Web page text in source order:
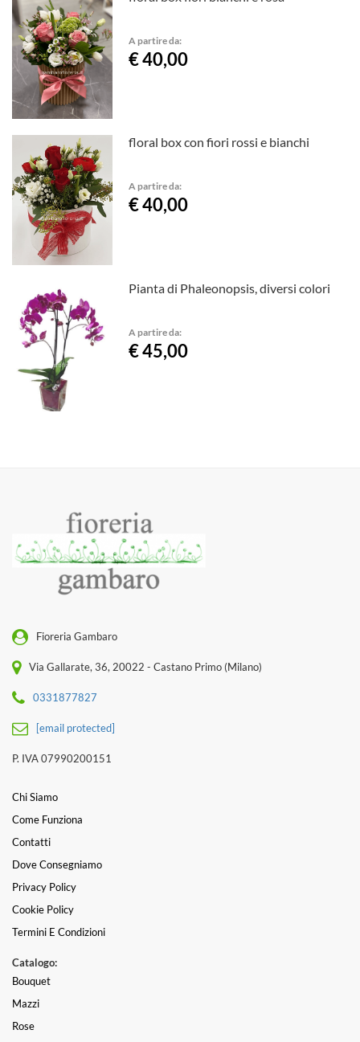
A partire da:
€ 40,00
floral box con fiori rossi e bianchi
A partire da:
€ 40,00
Pianta di Phaleonopsis, diversi colori
A partire da:
€ 45,00
Fioreria Gambaro
Via Gallarate, 36, 20022 - Castano Primo (Milano)
0331877827
[email protected]
P. IVA 07990200151
Chi Siamo
Come Funziona
Contatti
Dove Consegniamo
Privacy Policy
Cookie Policy
Termini E Condizioni
Catalogo:
Bouquet
Mazzi
Rose